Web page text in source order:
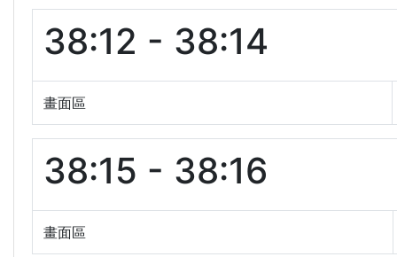
38:12 - 38:14
畫面區
38:15 - 38:16
畫面區